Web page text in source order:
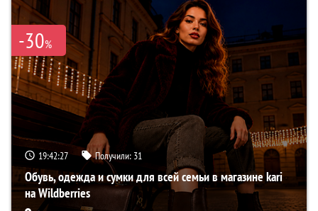
-30%
19:42:26 Получили: 31
Обувь, одежда и сумки для всей семьи в магазине kari
на Wildberries